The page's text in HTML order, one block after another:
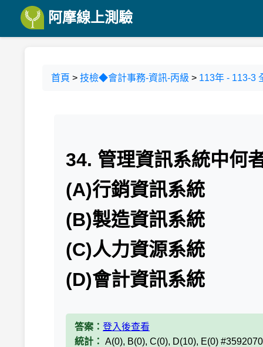
阿摩線上測驗
首頁 > 技檢◆會計事務-資訊-丙級 > 113年 - 113-3
34. 管理資訊系統中何
(A)行銷資訊系統
(B)製造資訊系統
(C)人力資源系統
(D)會計資訊系統
答案： 登入後查看
統計： A(0), B(0), C(0), D(10), E(0) #3592070